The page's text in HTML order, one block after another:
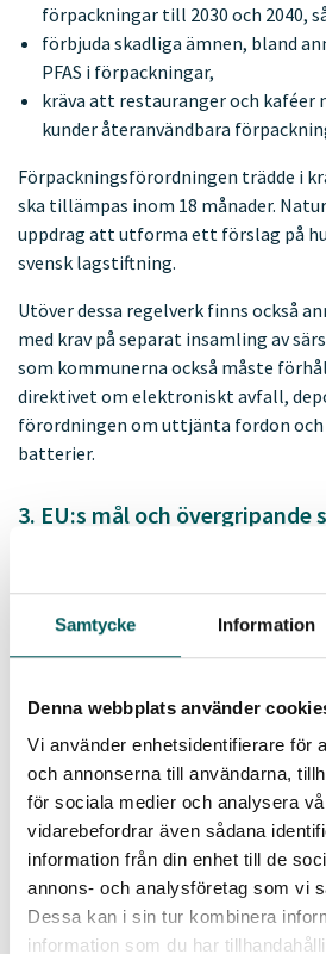
Samtycke Information
Denna webbplats använder
Vi använder enhetsidentifierare för
och annonserna till användarna,
för sociala medier och analysera
vidarebefordrar även sådana
information från din enhet till de
annons- och analysföretag som vi
Dessa kan i sin tur kombinera
information som du har
förpackningar till 2030 och 2040,
förbjuda skadliga ämnen, bland
PFAS i förpackningar,
kräva att restauranger och kaféer
kunder återanvändbara
Förpackningsförordningen trädde i
ska tillämpas inom 18 månader.
uppdrag att utforma ett förslag på
svensk lagstiftning.
Utöver dessa regelverk finns också
med krav på separat insamling av
som kommunerna också måste
direktivet om elektroniskt avfall,
förordningen om uttjänta fordon
batterier.
3. EU:s mål och övergripande
EU:s gröna giv – European Green
klimatneutralitet till 2050. Strategin
ekonomi. I det perspektivet är EU:s
kraftfullt verktyg för att minska
spara resurser och bygga ett
Kommunernas roll kommer att vara
en cirkulär ekonomi och innebära nya
exempelvis att:
stimulera återbrukslösningar i
civilsamhälle och näringsliv,
skapa plattformar för reparation